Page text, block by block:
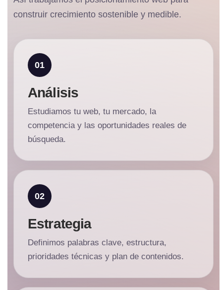
construir crecimiento sostenible y medible.
Análisis
Estudiamos tu web, tu mercado, la
competencia y las oportunidades reales de
búsqueda.
Estrategia
Definimos palabras clave, estructura,
prioridades técnicas y plan de contenidos.